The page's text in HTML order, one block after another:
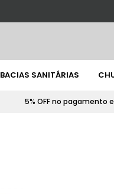
BACIAS SANITÁRIAS
5% OFF no pagamento